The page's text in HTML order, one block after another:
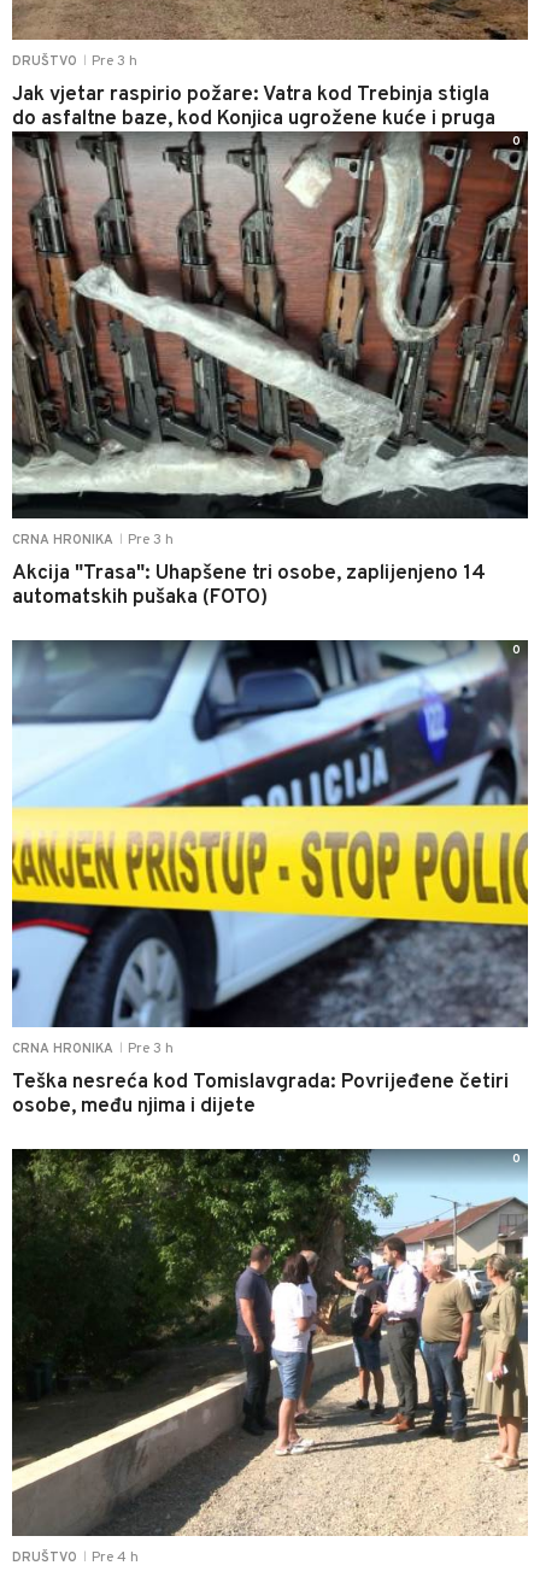
DRUŠTVO Pre 3 h
Jak vjetar raspirio požare: Vatra kod Trebinja stigla
do asfaltne baze, kod Konjica ugrožene kuće i pruga
CRNA HRONIKA Pre 3 h
Akcija "Trasa": Uhapšene tri osobe, zaplijenjeno 14
automatskih pušaka (FOTO)
0
CRNA HRONIKA Pre 3 h
Teška nesreća kod Tomislavgrada: Povrijeđene četiri
osobe, među njima i dijete
0
DRUŠTVO Pre 4 h
0